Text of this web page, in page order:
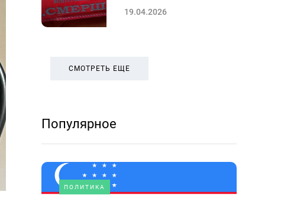
19.04.2026
СМОТРЕТЬ ЕЩЕ
Популярное
ПОЛИТИКА